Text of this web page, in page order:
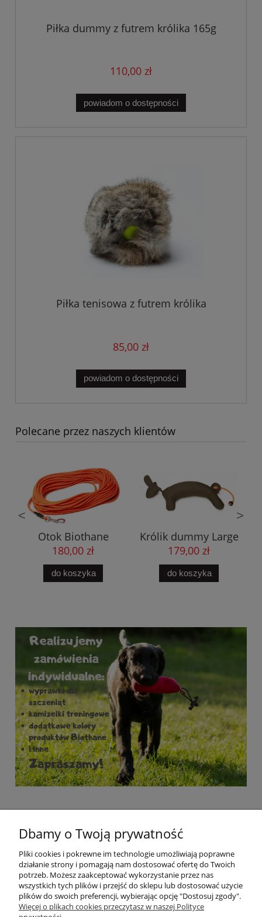
Piłka dummy z futrem królika 165g
110,00 zł
powiadom o dostępności
Piłka tenisowa z futrem królika
85,00 zł
powiadom o dostępności
Polecane przez naszych klientów
<
Otok Biothane
okrągły
pomarańczowy
180,00 zł
do koszyka
Królik dummy Large
179,00 zł
do koszyka
>
Pomoc
Dbamy o Twoją prywatność
Pliki cookies i pokrewne im technologie umożliwiają poprawne
działanie strony i pomagają nam dostosować ofertę do Twoich
potrzeb. Możesz zaakceptować wykorzystanie przez nas
wszystkich tych plików i przejść do sklepu lub dostosować użycie
plików do swoich preferencji, wybierając opcję "Dostosuj zgody".
Więcej o plikach cookies przeczytasz w naszej Polityce